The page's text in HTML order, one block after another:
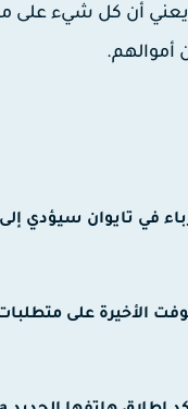
أن كل شيء على
في تايوان سيؤدي إلى
الأخيرة على متطلبات